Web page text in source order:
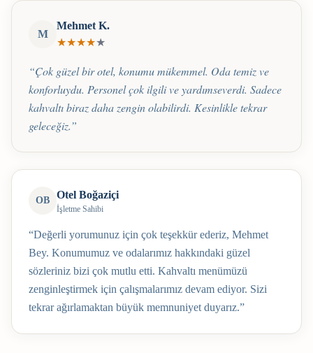
M
Mehmet K.
★★★★★
“Çok güzel bir otel, konumu mükemmel. Oda temiz ve
konforluydu. Personel çok ilgili ve yardımseverdi. Sadece
kahvaltı biraz daha zengin olabilirdi. Kesinlikle tekrar
geleceğiz.”
OB Otel Boğaziçi
İşletme Sahibi
“Değerli yorumunuz için çok teşekkür ederiz, Mehmet
Bey. Konumumuz ve odalarımız hakkındaki güzel
sözleriniz bizi çok mutlu etti. Kahvaltı menümüzü
zenginleştirmek için çalışmalarımız devam ediyor. Sizi
tekrar ağırlamaktan büyük memnuniyet duyarız.”